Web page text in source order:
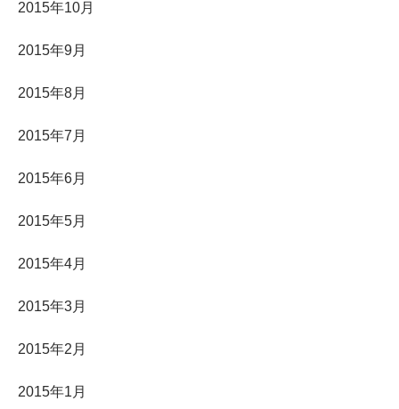
2015年10月
2015年9月
2015年8月
2015年7月
2015年6月
2015年5月
2015年4月
2015年3月
2015年2月
2015年1月